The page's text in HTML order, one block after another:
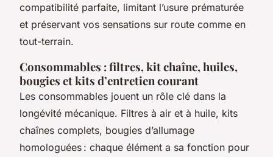
compatibilité parfaite, limitant l’usure prématurée
et préservant vos sensations sur route comme en
tout-terrain.
Consommables : filtres, kit chaîne, huiles,
bougies et kits d’entretien courant
Les consommables jouent un rôle clé dans la
longévité mécanique. Filtres à air et à huile, kits
chaînes complets, bougies d’allumage
homologuées : chaque élément a sa fonction pour